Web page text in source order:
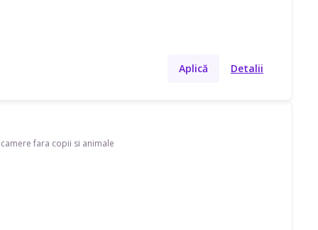
Aplică Detalii
fara copii si animale